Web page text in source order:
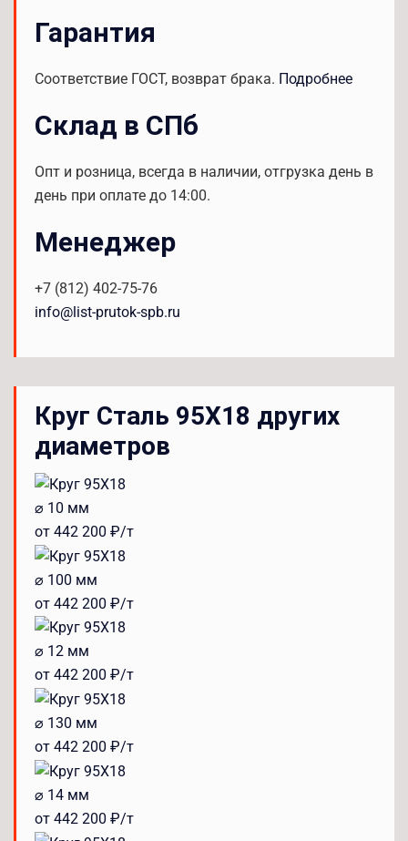
Гарантия
Соответствие ГОСТ, возврат брака. Подробнее
Склад в СПб
Опт и розница, всегда в наличии, отгрузка день в
день при оплате до 14:00.
Менеджер
+7 (812) 402-75-76
info@list-prutok-spb.ru
Круг Сталь 95Х18 других
диаметров
⌀ 10 мм
от 442 200 ₽/т
⌀ 100 мм
от 442 200 ₽/т
⌀ 12 мм
от 442 200 ₽/т
⌀ 130 мм
от 442 200 ₽/т
⌀ 14 мм
от 442 200 ₽/т